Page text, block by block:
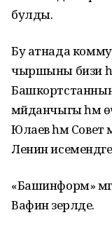
булды.
Бу атнада
чыршыны бизи
мәйданчыгы һәм
Юлаев һәм Совет
Ленин
«Башинформ»
Вафин әзерләде.